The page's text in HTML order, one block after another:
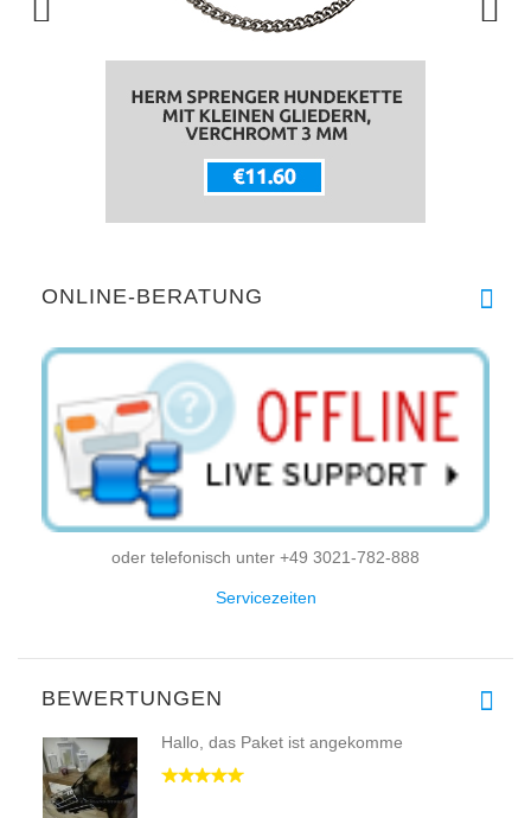
ONLINE-BERATUNG
oder telefonisch unter +49 3021-782-888
Servicezeiten
BEWERTUNGEN
Hallo, das Paket ist angekomme